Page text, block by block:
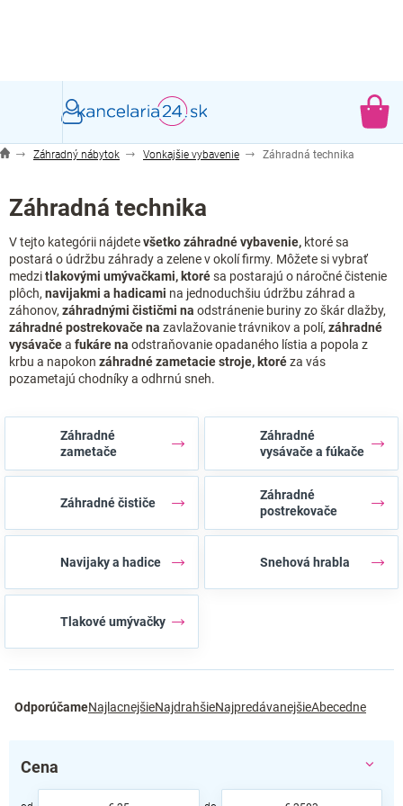
Záhradný nábytok Vonkajšie vybavenie Záhradná technika
Záhradná technika
V tejto kategórii nájdetevšetko záhradné vybavenie, ktoré sa
postará o údržbu záhrady a zelene v okolí firmy. Môžete si vybrať
medzitlakovými umývačkami, ktorésa postarajú o náročné čistenie
plôch, navijakmi a hadicami na jednoduchšiu údržbu záhrad a
záhonov, záhradnými čističmi na odstránenie buriny zo škár dlažby,
záhradné postrekovače na zavlažovanie trávnikov a polí, záhradné
vysávačea fukáre na odstraňovanie opadaného lístia a popola z
krbu a napokon záhradné zametacie stroje, ktoréza vás
pozametajú chodníky a odhrnú sneh.
Záhradné
zametače
Záhradné
vysávače a fúkače
Záhradné čističe
Záhradné
postrekovače
Navijaky a hadice Snehová hrabla
Tlakové umývačky
a
n
OdporúčameNajlacnejšieNajdrahšieNajpredávanejšieAbecedne
Cena